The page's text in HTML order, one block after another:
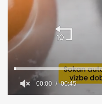
00:01 00:45